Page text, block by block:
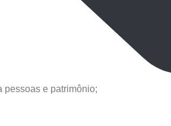
pessoas e patrimônio;